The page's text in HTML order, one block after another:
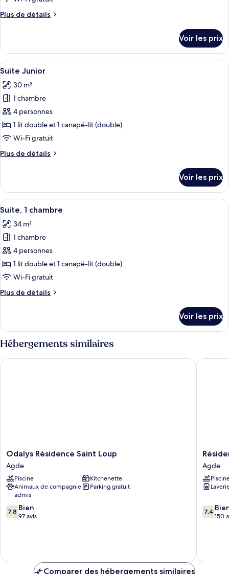
chambre :
Double
ou
avec
lits
jumeaux
Plus de détails
Plus
le
type
de
Chambre
Standard
ou
avec
lits
jumeaux
Voir les prix
Afficher
toutes
les
photos
pour
ce
type
chambre :
Une chambre d’hôtel avec un grand
5
Suite Junior
30 m²
1 chambre
4 personnes
1 lit double et 1 canapé-lit (double)
Wi-Fi gratuit
Plus de détails
Plus
le
type
de
Suite
Junior
Voir les prix
Afficher
toutes
les
photos
pour
ce
type
chambre :
chambre
Une chambre d’hôtel comprenant
5
Suite, 1 chambre
34 m²
1 chambre
4 personnes
1 lit double et 1 canapé-lit (double)
Wi-Fi gratuit
Plus de détails
Plus
le
type
de
Suite,
Voir les prix
Hébergements similaires
Odalys
Résidence
Saint
Loup
Agde
Odalys Résidence Saint Loup
Agde
Piscine
Kitchenette
Animaux de compagnie
admis
Parking gratuit
7.8
sur
7,8 Bien
97 avis
Odalys Résidence Saint Loup
Agathéa
Agde
Agde
7.4
sur
7,4
150
Comparer des hébergements similaires